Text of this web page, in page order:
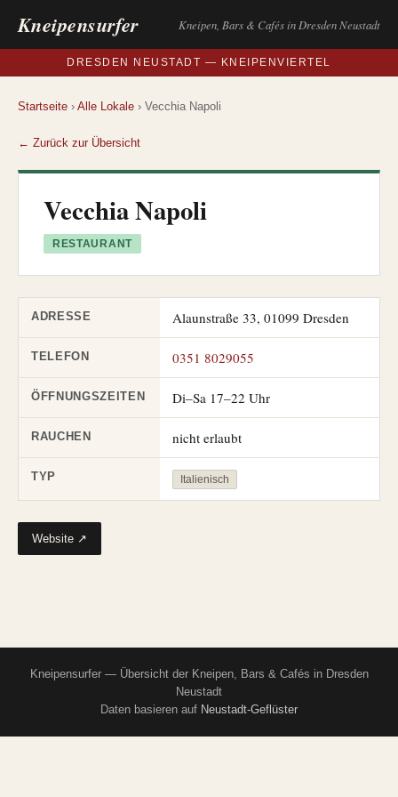
Kneipensurfer Kneipen, Bars & Cafés in Dresden Neustadt
DRESDEN NEUSTADT — KNEIPENVIERTEL
Startseite › Alle Lokale › Vecchia Napoli
← Zurück zur Übersicht
Vecchia Napoli
RESTAURANT
ADRESSE Alaunstraße 33, 01099 Dresden
TELEFON 0351 8029055
ÖFFNUNGSZEITEN Di–Sa 17–22 Uhr
RAUCHEN nicht erlaubt
TYP Italienisch
Website ↗
Kneipensurfer — Übersicht der Kneipen, Bars & Cafés in Dresden
Neustadt
Daten basieren auf Neustadt-Geflüster